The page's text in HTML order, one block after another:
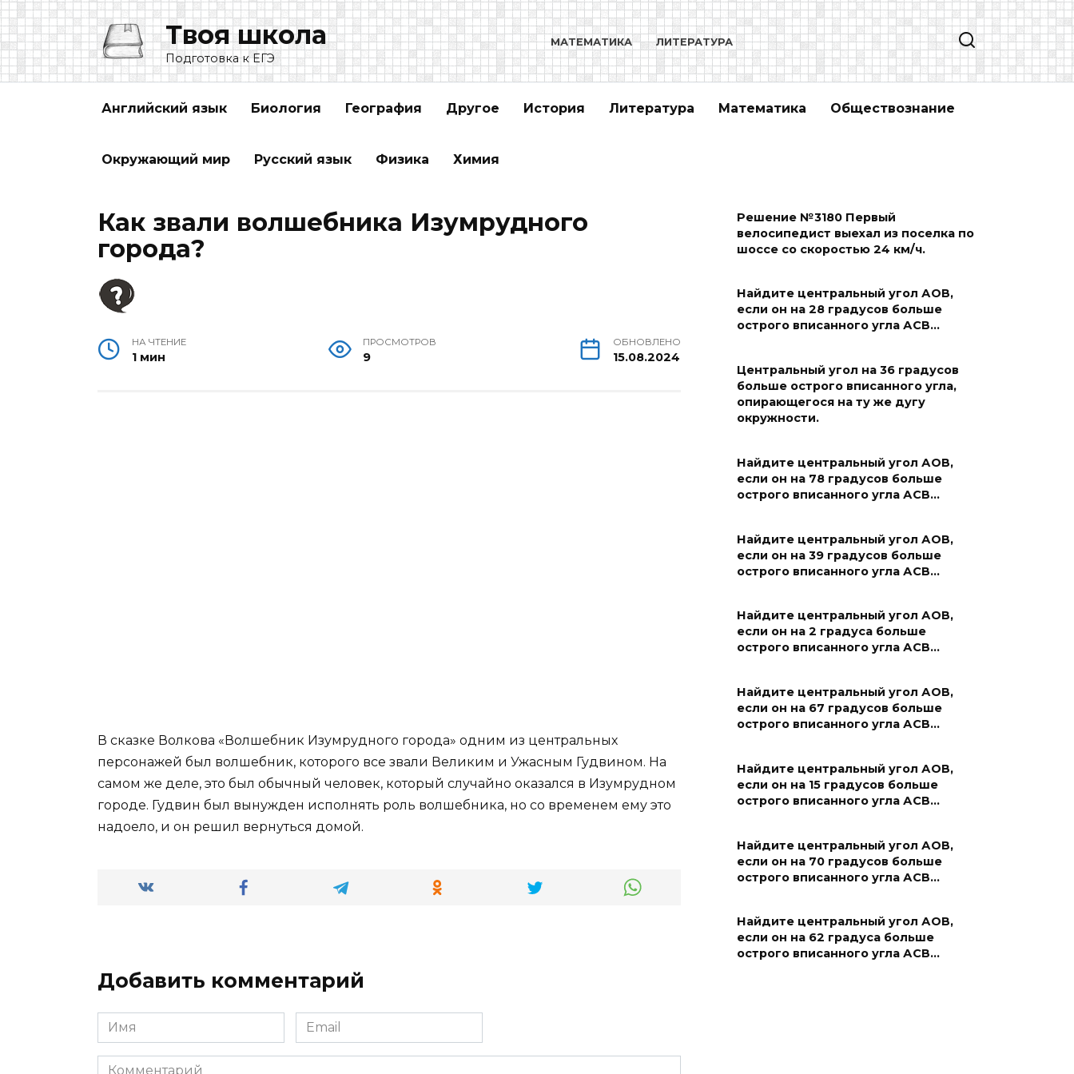
Перейти
к
содержанию
Твоя школа
Подготовка к ЕГЭ
МАТЕМАТИКА ЛИТЕРАТУРА
Английский язык Биология География Другое История Литература Математика Обществознание
Окружающий мир Русский язык Физика Химия
Как звали волшебника Изумрудного
города?
НА ЧТЕНИЕ
1 мин
ПРОСМОТРОВ
9
ОБНОВЛЕНО
15.08.2024
В сказке Волкова «Волшебник Изумрудного города» одним из центральных
персонажей был волшебник, которого все звали Великим и Ужасным Гудвином. На
самом же деле, это был обычный человек, который случайно оказался в Изумрудном
городе. Гудвин был вынужден исполнять роль волшебника, но со временем ему это
надоело, и он решил вернуться домой.
Добавить комментарий
Имя
*
Email
*
Комментарий
Решение №3180 Первый
велосипедист выехал из поселка по
шоссе со скоростью 24 км/ч.
Найдите центральный угол АОВ,
если он на 28 градусов больше
острого вписанного угла АСВ…
Центральный угол на 36 градусов
больше острого вписанного угла,
опирающегося на ту же дугу
окружности.
Найдите центральный угол АОВ,
если он на 78 градусов больше
острого вписанного угла АСВ…
Найдите центральный угол АОВ,
если он на 39 градусов больше
острого вписанного угла АСВ…
Найдите центральный угол АОВ,
если он на 2 градуса больше
острого вписанного угла АСВ…
Найдите центральный угол АОВ,
если он на 67 градусов больше
острого вписанного угла АСВ…
Найдите центральный угол АОВ,
если он на 15 градусов больше
острого вписанного угла АСВ…
Найдите центральный угол АОВ,
если он на 70 градусов больше
острого вписанного угла АСВ…
Найдите центральный угол АОВ,
если он на 62 градуса больше
острого вписанного угла АСВ…